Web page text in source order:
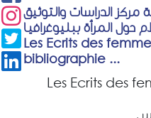
مركز الدراسات والتوثيق
Les Ecrits des
bibliographie ...
Les Ecrits des